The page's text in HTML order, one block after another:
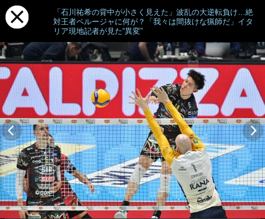
「石川祐希の背中が小さく見えた」波乱の大逆転負け…絶
対王者ペルージャに何が？「我々は間抜けな猟師だ」イタ
リア現地記者が見た“異変”